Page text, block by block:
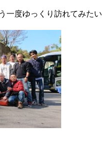
一度ゆっくり訪れてみたい